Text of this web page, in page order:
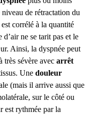
de rétractation du
corrélé à la quantité
ne se tarit pas et le
Ainsi, la dyspnée peut
très sévère avec arrêt
Une douleur
(mais il arrive aussi que
sur le côté ou
est rythmée par la